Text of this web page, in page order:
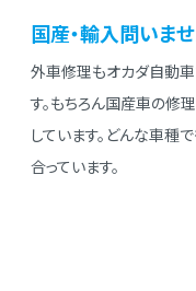
国産・輸⼊問いま
外⾞修理もオカダ⾃動⾞
す。もちろん国産⾞の修
しています。どんな⾞種
合っています。